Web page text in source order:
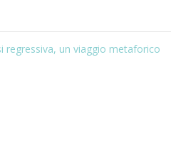
regressiva, un viaggio metaforico